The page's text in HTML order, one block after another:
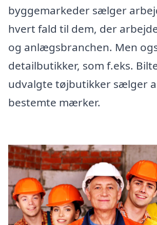
byggemarkeder sælger
hvert fald til dem, der
og anlægsbranchen. Men
detailbutikker, som f.eks.
udvalgte tøjbutikker sælger
bestemte mærker.